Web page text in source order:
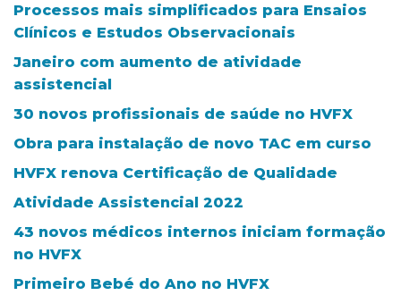
Processos mais simplificados para Ensaios
Clínicos e Estudos Observacionais
Janeiro com aumento de atividade
assistencial
30 novos profissionais de saúde no HVFX
Obra para instalação de novo TAC em curso
HVFX renova Certificação de Qualidade
Atividade Assistencial 2022
43 novos médicos internos iniciam formação
no HVFX
Primeiro Bebé do Ano no HVFX